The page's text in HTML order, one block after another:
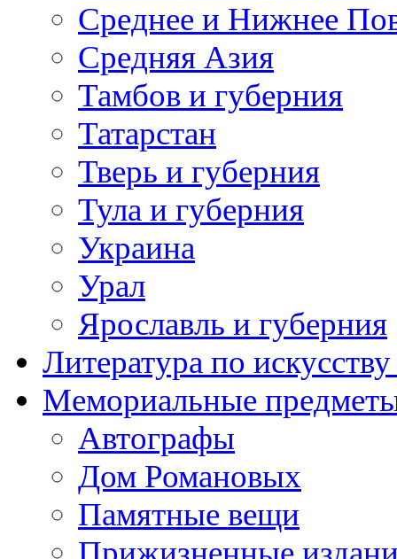
Среднее и Нижнее
Средняя Азия
Тамбов и губерния
Татарстан
Тверь и губерния
Тула и губерния
Украина
Урал
Ярославль и губерния
Литература по
Мемориальные
Автографы
Дом Романовых
Памятные вещи